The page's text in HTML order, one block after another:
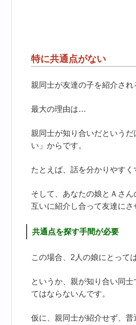
特に共通点がない
親同士が友達の子を紹介さ
最大の理由は…
親同士が知り合いだという
い」からです。
たとえば、話を分かりやす
そして、あなたの娘とＡさ
互いに紹介し合って友達に
共通点を探す手間が必要
この場合、2人の娘にとって
というか、親が知り合い同
てはならないんです。
仮に、親同士が紹介せず、